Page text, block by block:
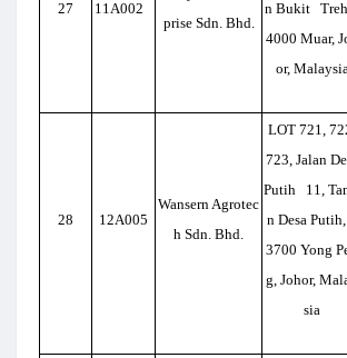
27 11A002
prise Sdn. Bhd.
n Bukit
4000 Muar,
or,
28 12A005
Wansern Agrotec
h Sdn. Bhd.
LOT 721,
723, Jalan
Putih 11,
n Desa
3700 Yong
g, Johor,
sia